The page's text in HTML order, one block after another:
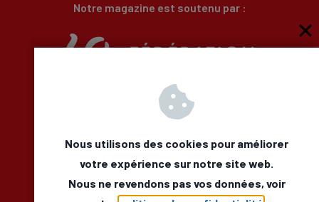
Notre magazine est soutenu par :
Qui sommes-nous
Newsletter
Besoin d’aide
Nous Contacter
Mentions légales
Déclaration d’accessibilité
Nous utilisons des cookies pour améliorer
votre expérience sur notre site web.
Nous ne revendons pas vos données, voir